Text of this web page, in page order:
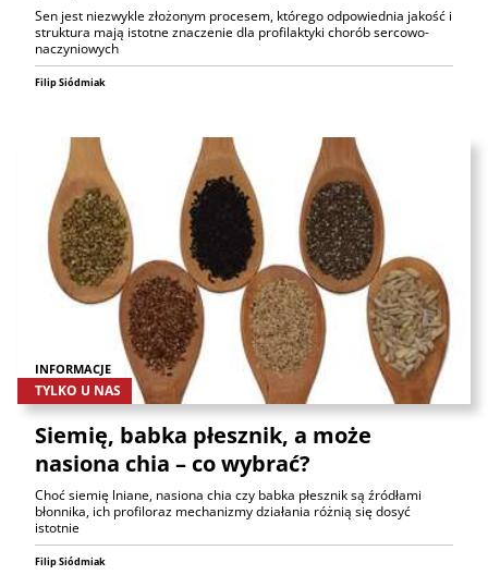
Sen jest niezwykle złożonym procesem, którego odpowiednia jakość i
struktura mają istotne znaczenie dla profilaktyki chorób sercowo-
naczyniowych
Filip Siódmiak
INFORMACJE
TYLKO U NAS
Siemię, babka płesznik, a może
nasiona chia – co wybrać?
Choć siemię lniane, nasiona chia czy babka płesznik są źródłami
błonnika, ich profiloraz mechanizmy działania różnią się dosyć
istotnie
Filip Siódmiak